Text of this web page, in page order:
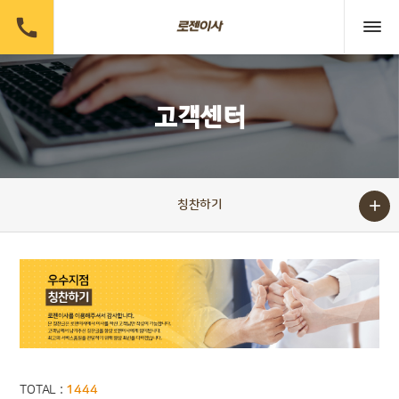

고객센터
칭찬하기 
TOTAL : 1444